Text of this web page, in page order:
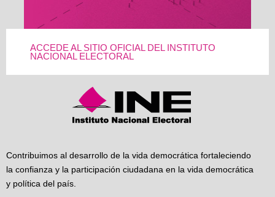
ACCEDE AL SITIO OFICIAL DEL INSTITUTO
NACIONAL ELECTORAL
Contribuimos al desarrollo de la vida democrática fortaleciendo
la confianza y la participación ciudadana en la vida democrática
y política del país.